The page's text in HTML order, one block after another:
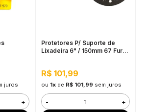
juros
+
Protetores P/ Suporte de
Lixadeira 6" / 150mm 67 Furos
R$ 101,99
ou 1xde R$ 101,99 sem juros
- +